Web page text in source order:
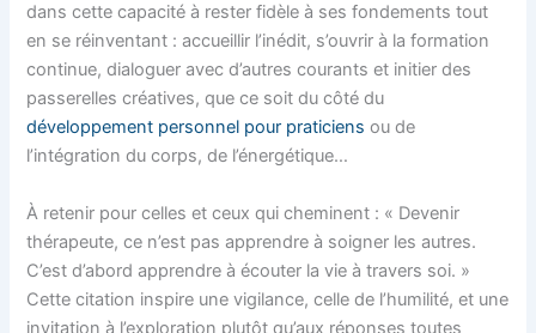
dans cette capacité à rester fidèle à ses fondements tout
en se réinventant : accueillir l’inédit, s’ouvrir à la formation
continue, dialoguer avec d’autres courants et initier des
passerelles créatives, que ce soit du côté du
développement personnel pour praticiens ou de
l’intégration du corps, de l’énergétique…
À retenir pour celles et ceux qui cheminent : « Devenir
thérapeute, ce n’est pas apprendre à soigner les autres.
C’est d’abord apprendre à écouter la vie à travers soi. »
Cette citation inspire une vigilance, celle de l’humilité, et une
invitation à l’exploration plutôt qu’aux réponses toutes